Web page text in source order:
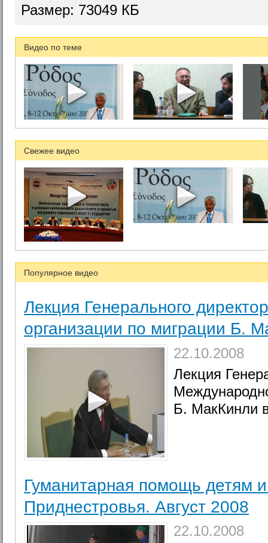
Размер: 73049 КБ
Видео по теме
Свежее видео
Популярное видео
Лекция Генерального
организации по миграции Б.
22.10.2008
Лекция
Б. МакКинли
Гуманитарная помощь детям
Приднестровья. Август 2008
22.10.2008